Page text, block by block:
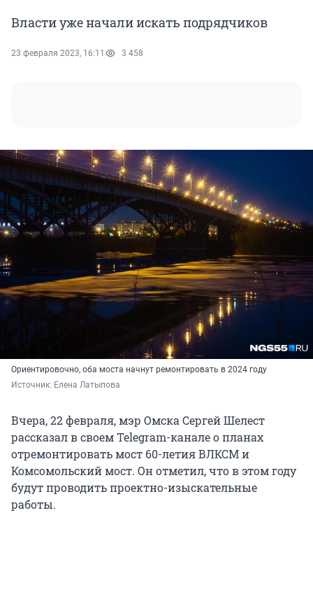
Власти уже начали искать подрядчиков
23 февраля 2023, 16:11 3 458
Ориентировочно, оба моста начнут ремонтировать в 2024 году
Источник: Елена Латыпова
Вчера, 22 февраля, мэр Омска Сергей Шелест
рассказал в своем Telegram-канале о планах
отремонтировать мост 60-летия ВЛКСМ и
Комсомольский мост. Он отметил, что в этом году
будут проводить проектно-изыскательные
работы.